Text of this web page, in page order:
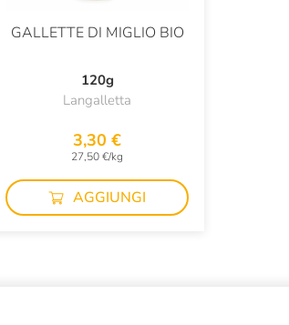
GALLETTE DI MIGLIO BIO
120g
Langalletta
3,30 €
27,50 €/kg
AGGIUNGI